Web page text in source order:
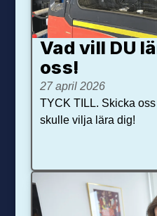
Vad vill DU
oss!
27 april 2026
TYCK TILL. Skicka
skulle vilja lära dig!